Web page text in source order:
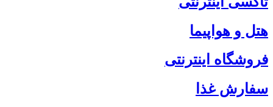
هتل و هواپیما
فروشگاه اینترنتی
سفارش غذا